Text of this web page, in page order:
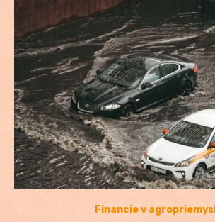
Financie v